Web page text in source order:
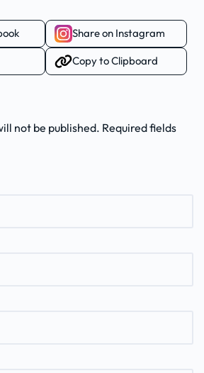
Share on Instagram
Copy to Clipboard
not be published. Required fields